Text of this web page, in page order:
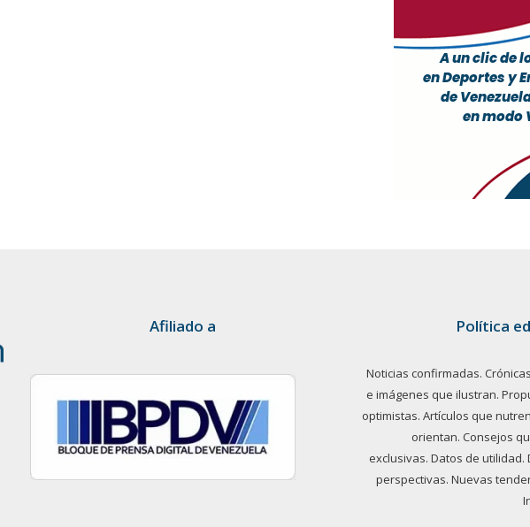
Afiliado a Política
Noticias confirmadas.
e imágenes que ilustran.
optimistas. Artículos que
orientan. Consejos
exclusivas. Datos de
perspectivas. Nuevas